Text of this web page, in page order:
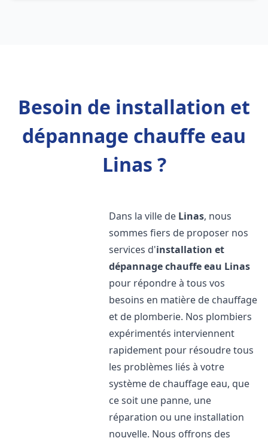
Besoin de installation et
dépannage chauffe eau
Linas ?
Dans la ville de Linas, nous
sommes fiers de proposer nos
services d'installation et
dépannage chauffe eau Linas
pour répondre à tous vos
besoins en matière de chauffage
et de plomberie. Nos plombiers
expérimentés interviennent
rapidement pour résoudre tous
les problèmes liés à votre
système de chauffage eau, que
ce soit une panne, une
réparation ou une installation
nouvelle. Nous offrons des